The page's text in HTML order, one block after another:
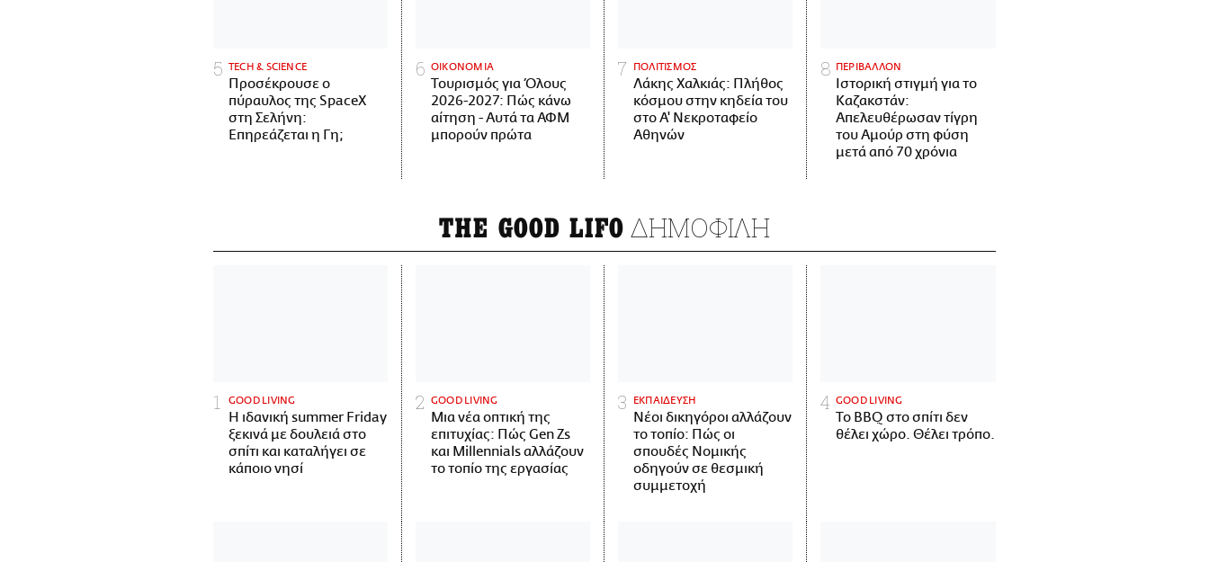
ΤECH & SCIENCE
Προσέκρουσε ο
πύραυλος της SpaceX
στη Σελήνη:
Επηρεάζεται η Γη;
ΟΙΚΟΝΟΜΙΑ
Τουρισμός για Όλους
2026-2027: Πώς κάνω
αίτηση - Αυτά τα ΑΦΜ
μπορούν πρώτα
ΠΟΛΙΤΙΣΜΟΣ
Λάκης Χαλκιάς: Πλήθος
κόσμου στην κηδεία του
στο Α' Νεκροταφείο
Αθηνών
ΠΕΡΙΒΑΛΛΟΝ
Ιστορική στιγμή για το
Καζακστάν:
Απελευθέρωσαν τίγρη
του Αμούρ στη φύση
μετά από 70 χρόνια
THE GOOD LIFO ΔΗΜΟΦΙΛΗ
GOOD LIVING
Η ιδανική summer Friday
ξεκινά με δουλειά στο
σπίτι και καταλήγει σε
κάποιο νησί
GOOD LIVING
Μια νέα οπτική της
επιτυχίας: Πώς Gen Zs
και Millennials αλλάζουν
το τοπίο της εργασίας
ΕΚΠΑΙΔΕΥΣΗ
Νέοι δικηγόροι αλλάζουν
το τοπίο: Πώς οι
σπουδές Νομικής
οδηγούν σε θεσμική
συμμετοχή
GOOD LIVING
Το BBQ στο σπίτι δεν
θέλει χώρο. Θέλει τρόπο.